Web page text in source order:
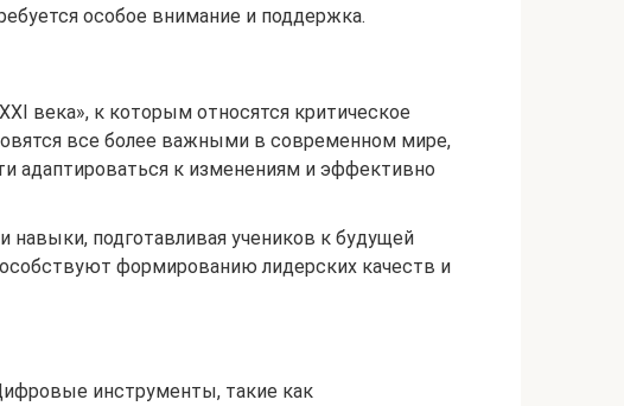
особое внимание и поддержка.
века», к которым относятся критическое
все более важными в современном мире,
адаптироваться к изменениям и эффективно
навыки, подготавливая учеников к будущей
формированию лидерских качеств и
инструменты, такие как